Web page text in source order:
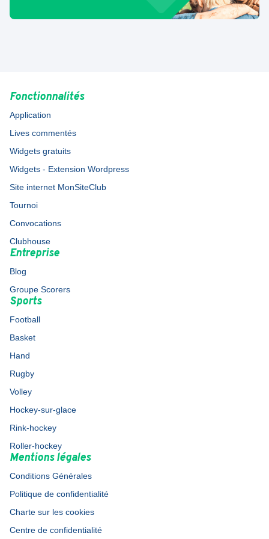
Fonctionnalités
Application
Lives commentés
Widgets gratuits
Widgets - Extension Wordpress
Site internet MonSiteClub
Tournoi
Convocations
Clubhouse
Entreprise
Blog
Groupe Scorers
Sports
Football
Basket
Hand
Rugby
Volley
Hockey-sur-glace
Rink-hockey
Roller-hockey
Mentions légales
Conditions Générales
Politique de confidentialité
Charte sur les cookies
Centre de confidentialité